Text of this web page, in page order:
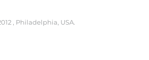
, Philadelphia, USA.